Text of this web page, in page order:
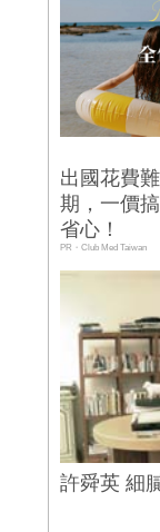
出國花費
期，一價
省心！
PR・Club Med Taiwan
許舜